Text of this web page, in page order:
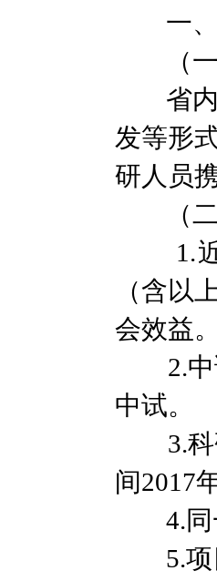
一、
（一
省内
发等形
研人员
（二
1.近3
（含以
会效益
2.中试
中试。
3.科研
间2017
4.同
5.项